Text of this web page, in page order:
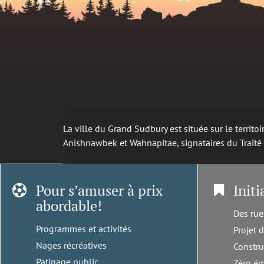
La ville du Grand Sudbury est située sur le
Anishnawbek et Wahnapitae, signataires du
Pour s’amuser à prix
abordable!
Programmes et activités
Nages récréatives
Patinage public
Des
Projet